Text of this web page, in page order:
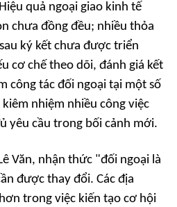
quả ngoại giao kinh tế
chưa đồng đều; nhiều thỏa
ký kết chưa được triển
cơ chế theo dõi, đánh giá kết
công tác đối ngoại tại một số
nhiệm nhiều công việc
yêu cầu trong bối cảnh mới.
Văn, nhận thức "đối ngoại là
được thay đổi. Các địa
trong việc kiến tạo cơ hội